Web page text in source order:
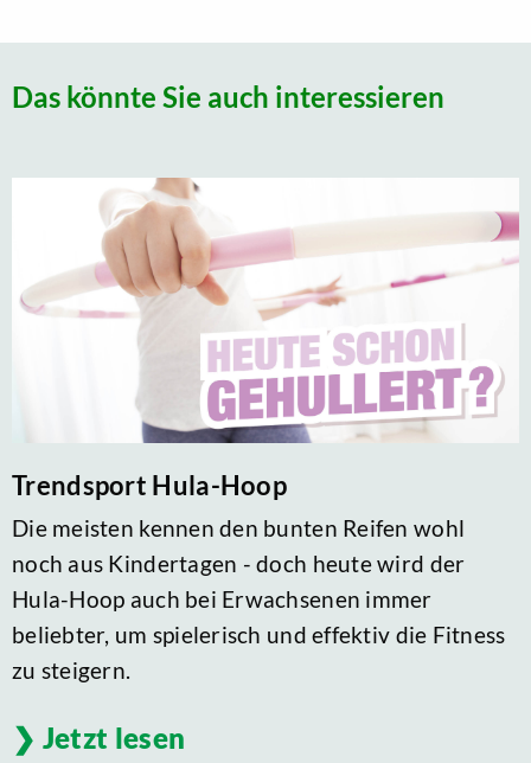
Das könnte Sie auch interessieren
Trendsport Hula-Hoop
Die meisten kennen den bunten Reifen wohl
noch aus Kindertagen - doch heute wird der
Hula-Hoop auch bei Erwachsenen immer
beliebter, um spielerisch und effektiv die Fitness
zu steigern.
Jetzt lesen